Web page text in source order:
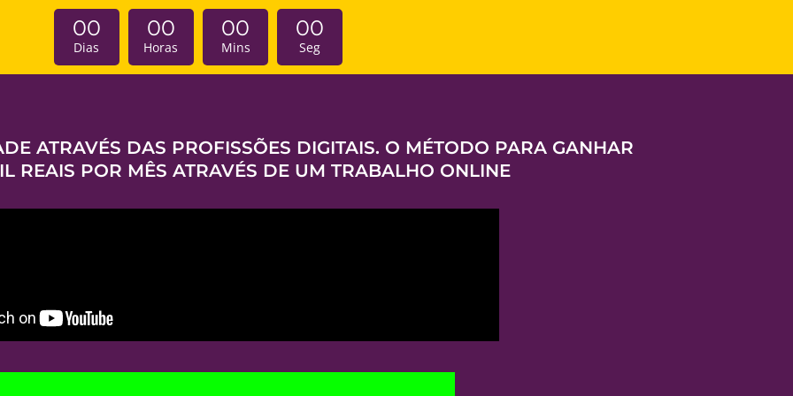
00
Dias
00
Horas
00
Mins
00
Seg
ATRAVÉS DAS PROFISSÕES DIGITAIS. O MÉTODO PARA GANHAR
REAIS POR MÊS ATRAVÉS DE UM TRABALHO ONLINE